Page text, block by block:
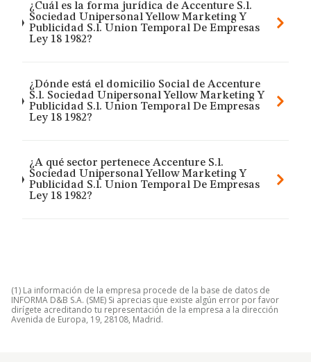
¿Cuál es la forma jurídica de Accenture S.l.
Sociedad Unipersonal Yellow Marketing Y
Publicidad S.l. Union Temporal De Empresas
Ley 18 1982?
¿Dónde está el domicilio Social de Accenture
S.l. Sociedad Unipersonal Yellow Marketing Y
Publicidad S.l. Union Temporal De Empresas
Ley 18 1982?
¿A qué sector pertenece Accenture S.l.
Sociedad Unipersonal Yellow Marketing Y
Publicidad S.l. Union Temporal De Empresas
Ley 18 1982?
(1) La información de la empresa procede de la base de datos de
INFORMA D&B S.A. (SME) Si aprecias que existe algún error por favor
dirígete acreditando tu representación de la empresa a la dirección
Avenida de Europa, 19, 28108, Madrid.